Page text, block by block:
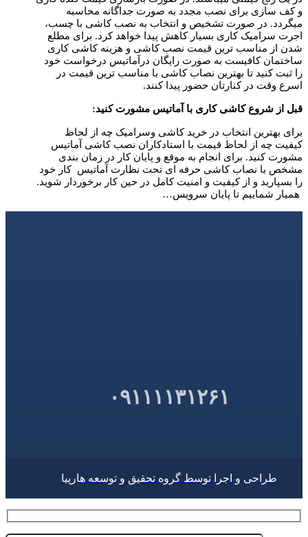
و کف سازی برای نصب مجدد به صورت جداگانه محاسبه
میگردد. در صورت تشخیص و انتخاب به نصب کاشی با چسب،
اجرت سرامیک کاری بسیار کاهش پیدا خواهد کرد. برای مطلع
شدن از مناسب ترین قیمت نصب کاشی و هزینه کاشی کاری
ساختمان کافیست به صورت رایگان درآماتیس درخواست خود
را ثبت کنید تا بهترین نصاب کاشی با مناسب ترین قیمت در
اسرع وقت در کنارتان حضور پیدا کنند.
قبل از شروع کاشی کاری با آماتیس مشورت کنید:
برای بهترین انتخاب در خرید کاشی وسرامیک چه از لحاظ
کیفیت چه از لحاظ قیمت با استادکاران نصب کاشی آماتیس
مشورت کنید. برای انجام به موقع و پایان کار در زمان بندی
مشخص با نصاب کاشی حرفه ای تحت نظارت آماتیس کار خود
را بسپارید و از کیفیت و امنیت کامل در حین کار برخوردار شوید.
همیار شماییم تا پایان سرویس…
۰۹۱۱۱۱۳۱۲۶۱
طراحی و اجرا توسط گروه تحقیق و توسعه هارپیا